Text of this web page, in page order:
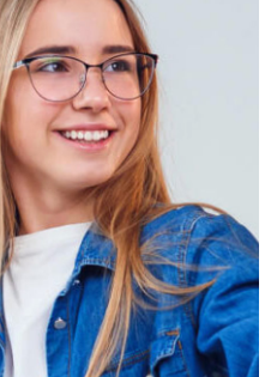
با خرید
۳ ساله
تمدید کنید.
حداقل
آیا با
می‌توان
ثبت